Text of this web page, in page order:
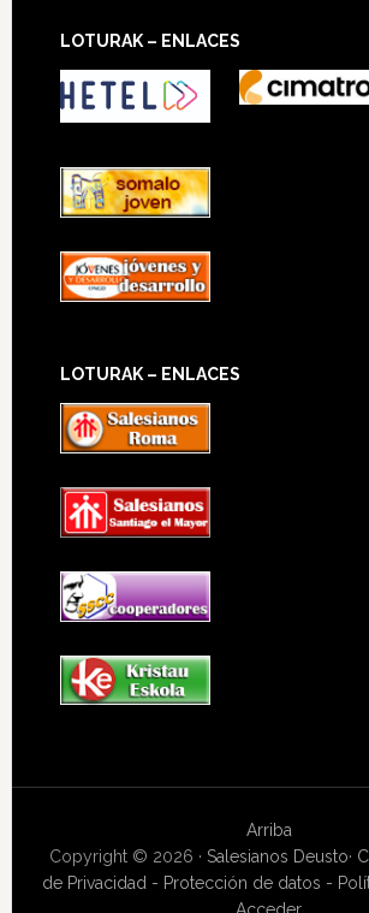
LOTURAK – ENLACES
LOTURAK – ENLACES
Arriba
Copyright © 2026 ·Salesianos Deusto·
de Privacidad - Protección de datos -